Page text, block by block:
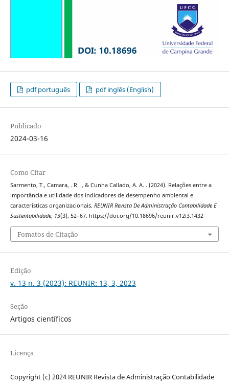
pdf português pdf inglês (English)
Publicado
2024-03-16
Como Citar
Sarmento, T., Camara, . R. ., & Cunha Callado, A. A. . (2024). Relações entre a
importância e utilidade dos indicadores de desempenho ambiental e
características organizacionais. REUNIR Revista De Administração Contabilidade E
Sustentabilidade, 13(3), 52–67. https://doi.org/10.18696/reunir.v12i3.1432
Fomatos de Citação
Edição
v. 13 n. 3 (2023): REUNIR: 13, 3, 2023
Seção
Artigos científicos
Licença
Copyright (c) 2024 REUNIR Revista de Administração Contabilidade